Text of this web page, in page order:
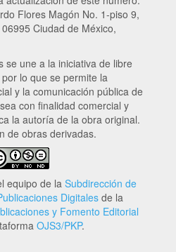
Flores Magón No. 1-piso 9,
Ciudad de México,
se une a la iniciativa de libre
lo que se permite la
y la comunicación pública de
con finalidad comercial y
la autoría de la obra original.
de obras derivadas.
equipo de la Subdirección de
Digitales de la
y Fomento Editorial
OJS3/PKP.